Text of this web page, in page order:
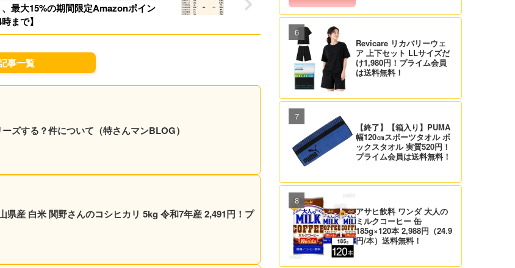
最大15%の期間限定Amazonポイン
まで】
事一覧
ズする？件について（特さんマンBLOG）
県産 白米 関野さんのコシヒカリ 5kg 令和7年産 2,491円！プ
Revicare リカバリーウェ
ア 上下セット LLサイズだ
け1,980円！プライム会員
は送料無料！
【終了】【箱入り】PUMA
幅120㎝スポーツタオル ボ
ックスタオル 実質520円！
プライム会員は送料無料！
アサヒ飲料 ワンダ 大人の
ミルクコーヒー 缶
185g×120本 2,988円（24.9
円/本）送料無料！